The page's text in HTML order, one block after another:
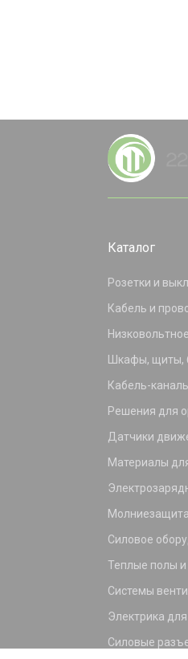
Каталог
Розетки и
Кабель и
Шкафы, щиты,
Кабель-
Решения для
Датчики
Материалы
Силовое
Теплые полы и
Системы
Электрика
Силовые